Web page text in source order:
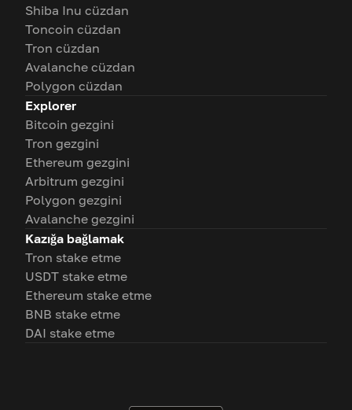
Shiba Inu cüzdan
Toncoin cüzdan
Tron cüzdan
Avalanche cüzdan
Polygon cüzdan
Explorer
Bitcoin gezgini
Tron gezgini
Ethereum gezgini
Arbitrum gezgini
Polygon gezgini
Avalanche gezgini
Kazığa bağlamak
Tron stake etme
USDT stake etme
Ethereum stake etme
BNB stake etme
DAI stake etme